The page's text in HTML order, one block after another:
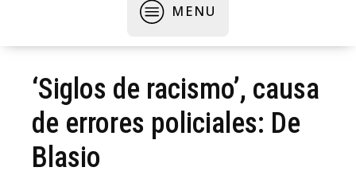
MENU
‘Siglos de racismo’, causa
de errores policiales: De
Blasio